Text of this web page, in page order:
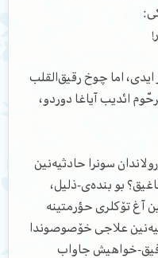
اما چوخ رقیق‌القلب
ائدیب آیاغا دوردو،
سونرا حادثیه‌نین
بو بنده‌ی-ذلیل،
آغ تۆکلری حؤرمتینه
علاجی خۆصوصوندا
خواهیش جاواب